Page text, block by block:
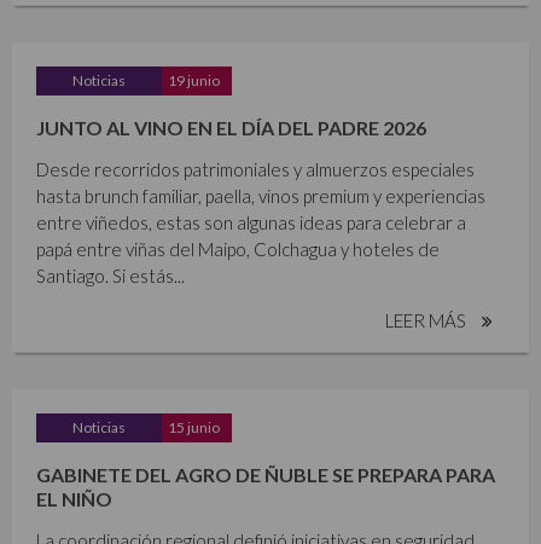
Noticias 19 junio
JUNTO AL VINO EN EL DÍA DEL PADRE 2026
Desde recorridos patrimoniales y almuerzos especiales
hasta brunch familiar, paella, vinos premium y experiencias
entre viñedos, estas son algunas ideas para celebrar a
papá entre viñas del Maipo, Colchagua y hoteles de
Santiago. Si estás...
LEER MÁS
Noticias 15 junio
GABINETE DEL AGRO DE ÑUBLE SE PREPARA PARA
EL NIÑO